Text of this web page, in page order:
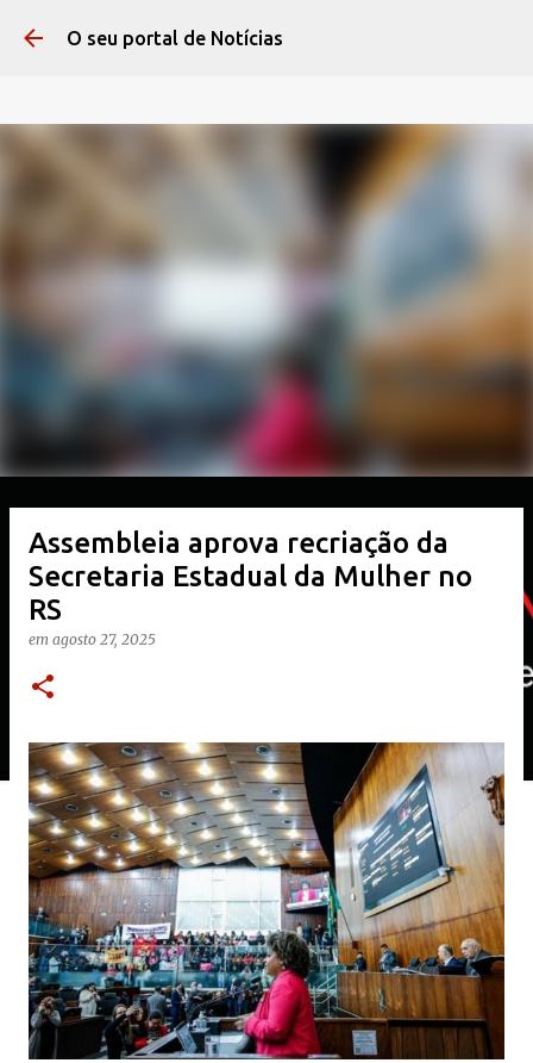
O seu portal de Notícias
Assembleia aprova recriação da
Secretaria Estadual da Mulher no
RS
em agosto 27, 2025